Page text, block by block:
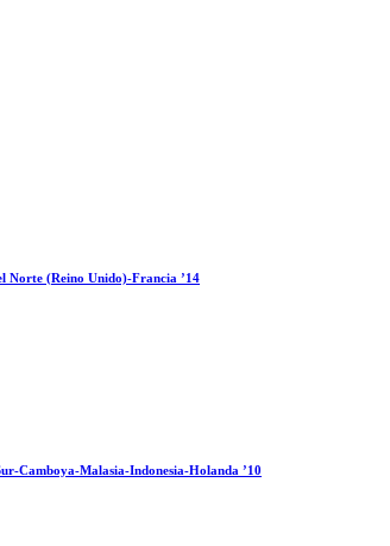
Norte (Reino Unido)-Francia ’14
Camboya-Malasia-Indonesia-Holanda ’10